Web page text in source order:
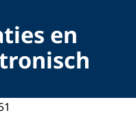
en